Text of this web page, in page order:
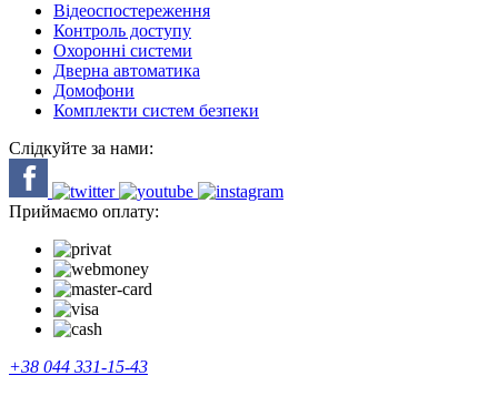
Відеоспостереження
Контроль доступу
Охоронні системи
Дверна автоматика
Домофони
Комплекти систем безпеки
Слідкуйте за нами:
Приймаємо оплату:
+38 044 331-15-43